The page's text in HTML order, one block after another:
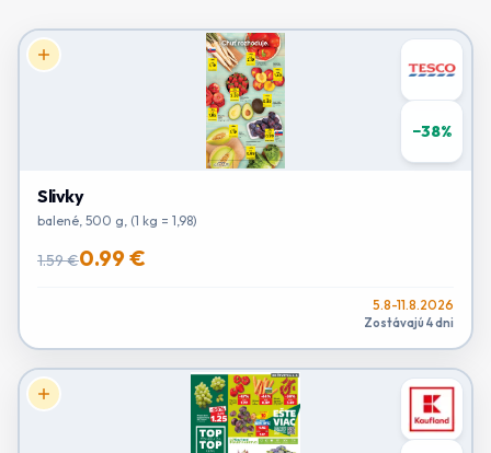
−38%
Slivky
balené, 500 g, (1 kg = 1,98)
1.59 €0.99 €
5.8-11.8.2026
Zostávajú 4 dni